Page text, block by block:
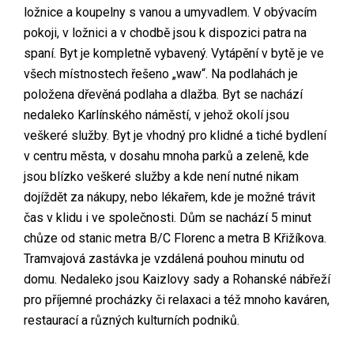
ložnice a koupelny s vanou a umyvadlem. V obývacím
pokoji, v ložnici a v chodbě jsou k dispozici patra na
spaní. Byt je kompletně vybavený. Vytápění v bytě je ve
všech místnostech řešeno „waw“. Na podlahách je
položena dřevěná podlaha a dlažba. Byt se nachází
nedaleko Karlínského náměstí, v jehož okolí jsou
veškeré služby. Byt je vhodný pro klidné a tiché bydlení
v centru města, v dosahu mnoha parků a zeleně, kde
jsou blízko veškeré služby a kde není nutné nikam
dojíždět za nákupy, nebo lékařem, kde je možné trávit
čas v klidu i ve společnosti. Dům se nachází 5 minut
chůze od stanic metra B/C Florenc a metra B Křižíkova.
Tramvajová zastávka je vzdálená pouhou minutu od
domu. Nedaleko jsou Kaizlovy sady a Rohanské nábřeží
pro příjemné procházky či relaxaci a též mnoho kaváren,
restaurací a různých kulturních podniků.